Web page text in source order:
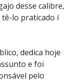
desse calibre,
tê-lo praticado í
dedica hoje
e foi
pelo